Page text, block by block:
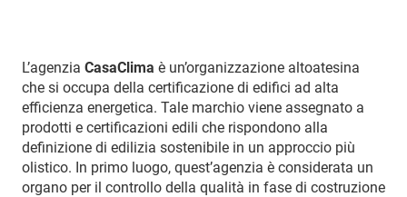
L’agenzia CasaClima è un’organizzazione altoatesina
che si occupa della certificazione di edifici ad alta
efficienza energetica. Tale marchio viene assegnato a
prodotti e certificazioni edili che rispondono alla
definizione di edilizia sostenibile in un approccio più
olistico. In primo luogo, quest’agenzia è considerata un
organo per il controllo della qualità in fase di costruzione